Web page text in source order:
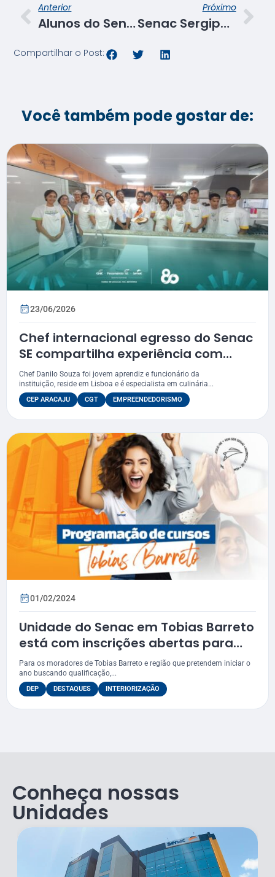
Anterior
Alunos do Senac Sergipe encerram curso de Preparo de Ovos de Páscoa com visão empreendedora
Próximo
Senac Sergipe realiza visita técnica de acompanhamento pedagógico em três municípios sergipanos
Compartilhar o Post:
Você também pode gostar de:
23/06/2026
Chef internacional egresso do Senac
SE compartilha experiência com
alunos de auxiliar de cozinha
Chef Danilo Souza foi jovem aprendiz e funcionário da
instituição, reside em Lisboa e é especialista em culinária...
CEP ARACAJU CGT EMPREENDEDORISMO
01/02/2024
Unidade do Senac em Tobias Barreto
está com inscrições abertas para
oito cursos
Para os moradores de Tobias Barreto e região que pretendem iniciar o
ano buscando qualificação,...
DEP DESTAQUES INTERIORIZAÇÃO
Conheça nossas
Unidades